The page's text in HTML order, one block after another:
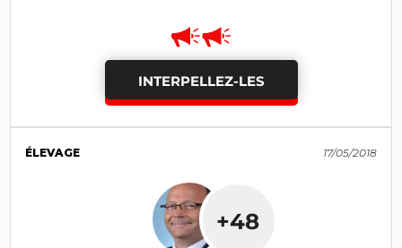
INTERPELLEZ-LES
ÉLEVAGE 17/05/2018
+48